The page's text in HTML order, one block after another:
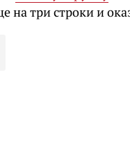
на три строки и